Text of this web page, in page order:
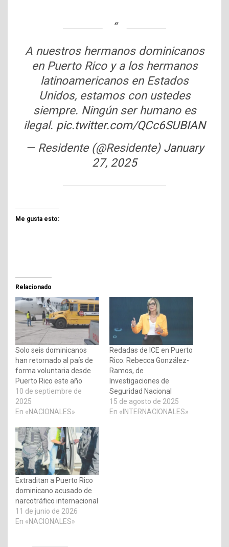
A nuestros hermanos dominicanos
en Puerto Rico y a los hermanos
latinoamericanos en Estados
Unidos, estamos con ustedes
siempre. Ningún ser humano es
ilegal. pic.twitter.com/QCc6SUBIAN
— Residente (@Residente) January
27, 2025
Me gusta esto:
Relacionado
Solo seis dominicanos
han retornado al país de
forma voluntaria desde
Puerto Rico este año
10 de septiembre de
2025
En «NACIONALES»
Redadas de ICE en Puerto
Rico: Rebecca González-
Ramos, de
Investigaciones de
Seguridad Nacional
15 de agosto de 2025
En «INTERNACIONALES»
Extraditan a Puerto Rico
dominicano acusado de
narcotráfico internacional
11 de junio de 2026
En «NACIONALES»